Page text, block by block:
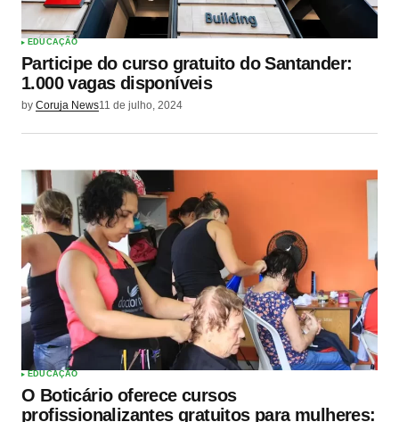
EDUCAÇÃO
Participe do curso gratuito do Santander:
1.000 vagas disponíveis
by Coruja News11 de julho, 2024
EDUCAÇÃO
O Boticário oferece cursos
profissionalizantes gratuitos para mulheres: